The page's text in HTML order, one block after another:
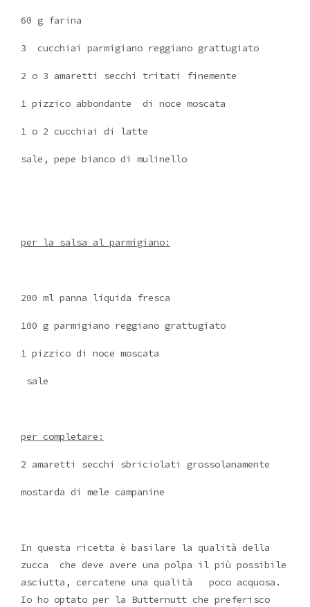
60 g farina
3 cucchiai parmigiano reggiano grattugiato
2 o 3 amaretti secchi tritati finemente
1 pizzico abbondante di noce moscata
1 o 2 cucchiai di latte
sale, pepe bianco di mulinello
per la salsa al parmigiano:
200 ml panna liquida fresca
100 g parmigiano reggiano grattugiato
1 pizzico di noce moscata
sale
per completare:
2 amaretti secchi sbriciolati grossolanamente
mostarda di mele campanine
In questa ricetta è basilare la qualità della
zucca che deve avere una polpa il più possibile
asciutta, cercatene una qualità poco acquosa.
Io ho optato per la Butternutt che preferisco